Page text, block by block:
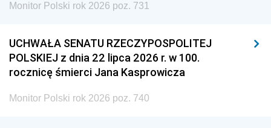
Monitor Polski rok 2026 poz. 731
UCHWAŁA SENATU RZECZYPOSPOLITEJ
POLSKIEJ z dnia 22 lipca 2026 r. w 100.
rocznicę śmierci Jana Kasprowicza
Monitor Polski rok 2026 poz. 740